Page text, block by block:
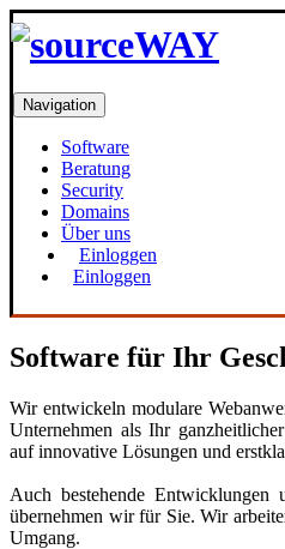
Navigation
Software
Beratung
Security
Domains
Über uns
Einloggen
Einloggen
Software für Ihr
Wir entwickeln modulare
Unternehmen als Ihr
auf innovative Lösungen und
Auch bestehende Entwicklungen
übernehmen wir für Sie. Wir
Umgang.